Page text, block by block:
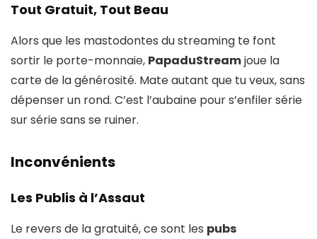
Tout Gratuit, Tout Beau
Alors que les mastodontes du streaming te font
sortir le porte-monnaie, PapaduStreamjoue la
carte de la générosité. Mate autant que tu veux, sans
dépenser un rond. C’est l’aubaine pour s’enfiler série
sur série sans se ruiner.
Inconvénients
Les Publis à l’Assaut
Le revers de la gratuité, ce sont les pubs